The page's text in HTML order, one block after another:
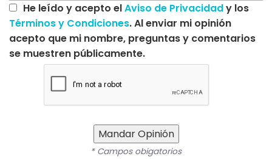
He leído y acepto elAviso de Privacidady los
Términos y Condiciones. Al enviar mi opinión
acepto que mi nombre, preguntas y comentarios
se muestren públicamente.
Mandar Opinión
* Campos obigatorios